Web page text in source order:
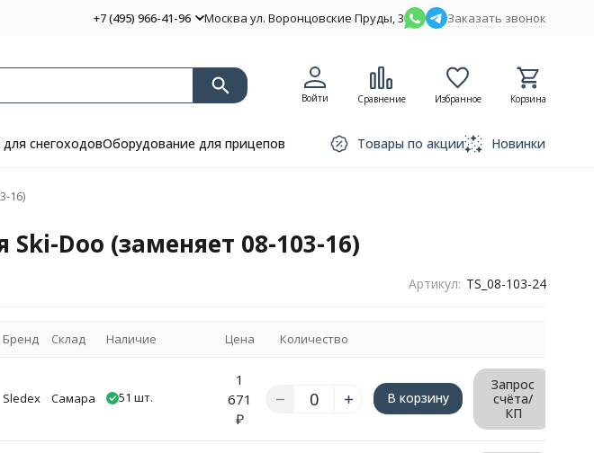
+7 (495) 966-41-96 Москва ул. Воронцовские Пруды, 3 Заказать звонок
Войти Сравнение Избранное Корзина
снегоходовОборудование для прицепов Товары по акции Новинки
16)
Doo (заменяет 08-103-16)
Артикул: TS_08-103-24
Бренд Склад Наличие Цена Количество
Sledex Самара 51 шт.
1
671
₽
В корзину
Запрос
счёта/
КП